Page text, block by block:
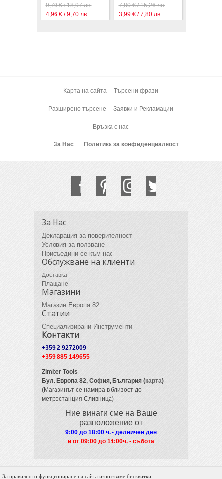
9,70 € / 18,97 лв.
4,96 € / 9,70 лв.
7,80 € / 15,26 лв.
3,99 € / 7,80 лв.
Карта на сайта Търсени фрази
Разширено търсене Заявки и Рекламации
Връзка с нас
За Нас Политика за конфиденциалност
За Нас
Декларация за поверителност
Условия за ползване
Присъедини се към нас
Обслужване на клиенти
Доставка
Плащане
Магазини
Магазин Европа 82
Статии
Специализирани Инструменти
Контакти
+359 2 9272009
+359 885 149655
Zimber Tools
Бул. Европа 82, София, България (карта)
(Магазинът се намира в близост до
метростанция Сливница)
Ние винаги сме на Ваше
разположение от
9:00 до 18:00 ч. - делничен ден
и от 09:00 до 14:00ч. - събота
За правилното функциониране на сайта използваме бисквитки.